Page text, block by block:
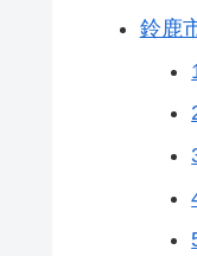
鈴鹿